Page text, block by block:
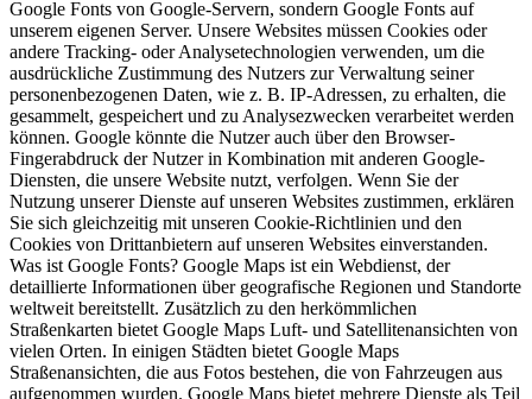
Google Fonts von Google-Servern, sondern Google Fonts auf
unserem eigenen Server. Unsere Websites müssen Cookies oder
andere Tracking- oder Analysetechnologien verwenden, um die
ausdrückliche Zustimmung des Nutzers zur Verwaltung seiner
personenbezogenen Daten, wie z. B. IP-Adressen, zu erhalten, die
gesammelt, gespeichert und zu Analysezwecken verarbeitet werden
können. Google könnte die Nutzer auch über den Browser-
Fingerabdruck der Nutzer in Kombination mit anderen Google-
Diensten, die unsere Website nutzt, verfolgen. Wenn Sie der
Nutzung unserer Dienste auf unseren Websites zustimmen, erklären
Sie sich gleichzeitig mit unseren Cookie-Richtlinien und den
Cookies von Drittanbietern auf unseren Websites einverstanden.
Was ist Google Fonts? Google Maps ist ein Webdienst, der
detaillierte Informationen über geografische Regionen und Standorte
weltweit bereitstellt. Zusätzlich zu den herkömmlichen
Straßenkarten bietet Google Maps Luft- und Satellitenansichten von
vielen Orten. In einigen Städten bietet Google Maps
Straßenansichten, die aus Fotos bestehen, die von Fahrzeugen aus
aufgenommen wurden. Google Maps bietet mehrere Dienste als Teil